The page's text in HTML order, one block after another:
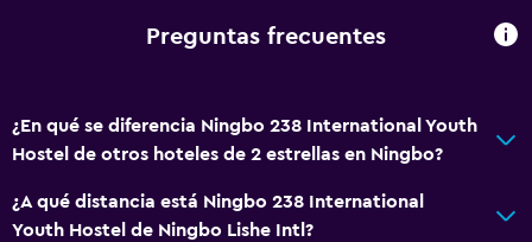
Preguntas frecuentes
¿En qué se diferencia Ningbo 238 International Youth
Hostel de otros hoteles de 2 estrellas en Ningbo?
¿A qué distancia está Ningbo 238 International
Youth Hostel de Ningbo Lishe Intl?